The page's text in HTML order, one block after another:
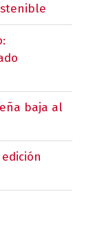
baja al